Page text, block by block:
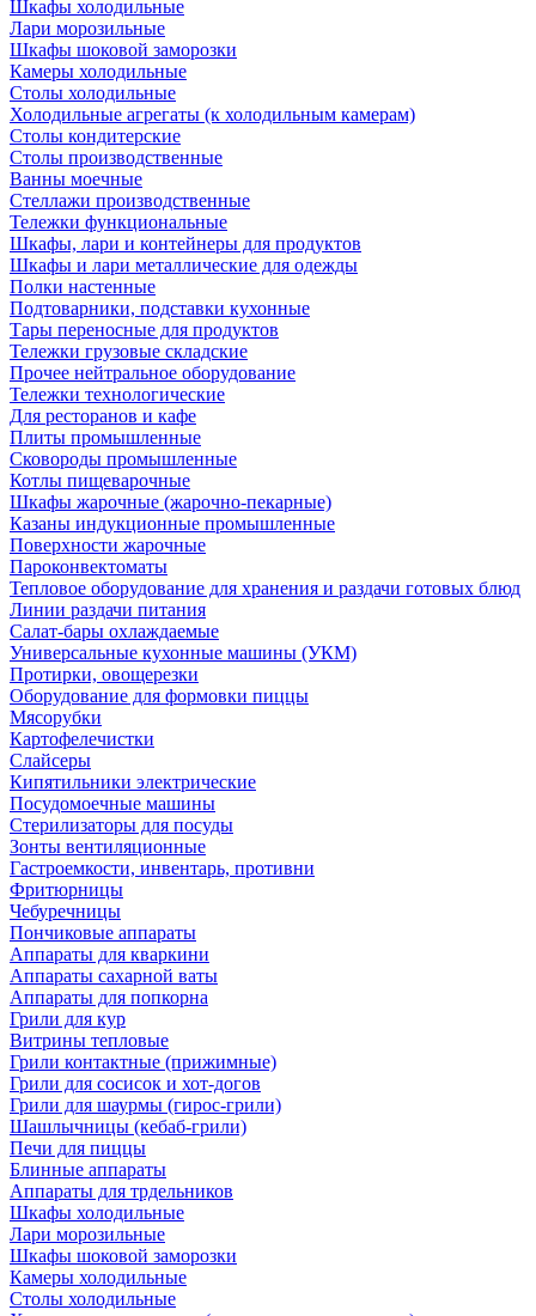
Шкафы холодильные
Лари морозильные
Шкафы шоковой заморозки
Камеры холодильные
Столы холодильные
Холодильные агрегаты (к холодильным камерам)
Столы кондитерские
Столы производственные
Ванны моечные
Стеллажи производственные
Тележки функциональные
Шкафы, лари и контейнеры для продуктов
Шкафы и лари металлические для одежды
Полки настенные
Подтоварники, подставки кухонные
Тары переносные для продуктов
Тележки грузовые складские
Прочее нейтральное оборудование
Тележки технологические
Для ресторанов и кафе
Плиты промышленные
Сковороды промышленные
Котлы пищеварочные
Шкафы жарочные (жарочно-пекарные)
Казаны индукционные промышленные
Поверхности жарочные
Пароконвектоматы
Тепловое оборудование для хранения и раздачи готовых блюд
Линии раздачи питания
Салат-бары охлаждаемые
Универсальные кухонные машины (УКМ)
Протирки, овощерезки
Оборудование для формовки пиццы
Мясорубки
Картофелечистки
Слайсеры
Кипятильники электрические
Посудомоечные машины
Стерилизаторы для посуды
Зонты вентиляционные
Гастроемкости, инвентарь, противни
Фритюрницы
Чебуречницы
Пончиковые аппараты
Аппараты для кваркини
Аппараты сахарной ваты
Аппараты для попкорна
Грили для кур
Витрины тепловые
Грили контактные (прижимные)
Грили для сосисок и хот-догов
Грили для шаурмы (гирос-грили)
Шашлычницы (кебаб-грили)
Печи для пиццы
Блинные аппараты
Аппараты для трдельников
Шкафы холодильные
Лари морозильные
Шкафы шоковой заморозки
Камеры холодильные
Столы холодильные